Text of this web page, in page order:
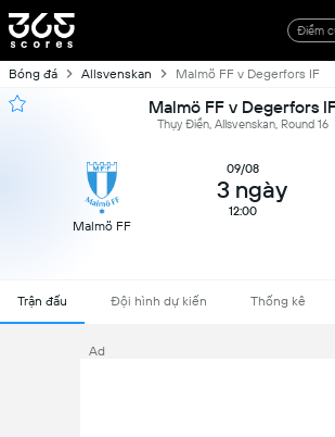
Điểm
Bóng đá Allsvenskan Malmö FF v Degerfors IF
Malmö FF v Degerfors
Thụy Điển, Allsvenskan, Round 16
Malmö FF
09/08
3 ngày
12:00
Trận đấu Đội hình dự kiến Thống kê
Ad